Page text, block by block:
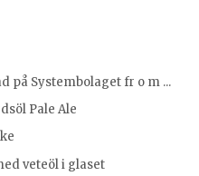
på Systembolaget fr o m ...
Pale Ale
veteöl i glaset